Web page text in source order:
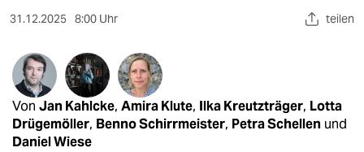
unterstützen
genossenschaft
epaper login
31.12.2025 8:00 Uhr teilen
Von Jan Kahlcke, Amira Klute, Ilka Kreutzträger, Lotta
Drügemöller, Benno Schirrmeister, Petra Schellen und
Daniel Wiese